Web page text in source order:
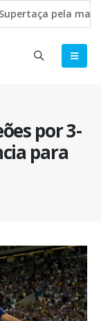
pela
ouvir as PME’s
por 3-
para